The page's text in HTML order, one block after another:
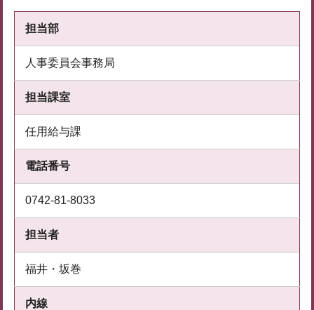
担当部
人事委員会事務局
担当課室
任用給与課
電話番号
0742-81-8033
担当者
福井・坂巻
内線